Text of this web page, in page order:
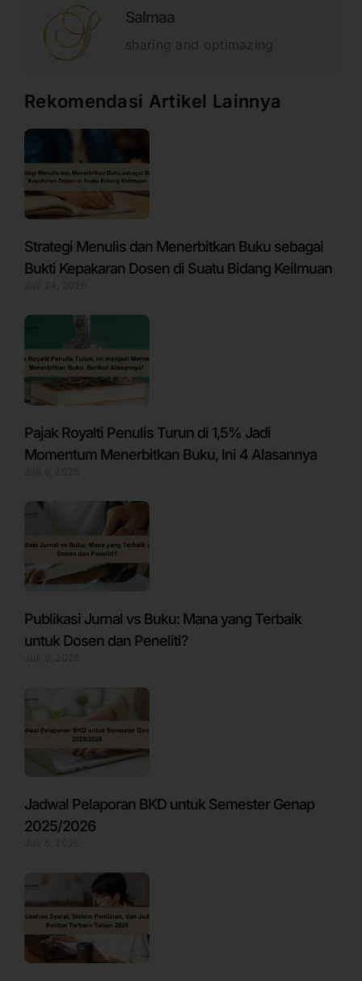
Salmaa
sharing and optimazing
Rekomendasi Artikel Lainnya
Strategi Menulis dan Menerbitkan Buku sebagai
Bukti Kepakaran Dosen di Suatu Bidang Keilmuan
Pajak Royalti Penulis Turun di 1,5% Jadi
Momentum Menerbitkan Buku, Ini 4 Alasannya
Publikasi Jurnal vs Buku: Mana yang Terbaik
untuk Dosen dan Peneliti?
Jadwal Pelaporan BKD untuk Semester Genap
2025/2026